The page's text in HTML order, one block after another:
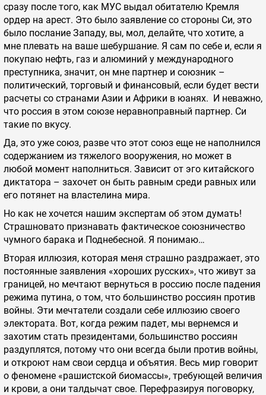
сразу после того, как МУС выдал обитателю Кремля
ордер на арест. Это было заявление со стороны Си, это
было послание Западу, вы, мол, делайте, что хотите, а
мне плевать на ваше шебуршание. Я сам по себе и, если я
покупаю нефть, газ и алюминий у международного
преступника, значит, он мне партнер и союзник –
политический, торговый и финансовый, если будет вести
расчеты со странами Азии и Африки в юанях. И неважно,
что россия в этом союзе неравноправный партнер. Си
такие по вкусу.
Да, это уже союз, разве что этот союз еще не наполнился
содержанием из тяжелого вооружения, но может в
любой момент наполниться. Зависит от эго китайского
диктатора – захочет он быть равным среди равных или
его потянет на властелина мира.
Но как не хочется нашим экспертам об этом думать!
Страшновато признавать фактическое союзничество
чумного барака и Поднебесной. Я понимаю…
Вторая иллюзия, которая меня страшно раздражает, это
постоянные заявления «хороших русских», что живут за
границей, но мечтают вернуться в россию после падения
режима путина, о том, что большинство россиян против
войны. Эти мечтатели создали себе иллюзию своего
электората. Вот, когда режим падет, мы вернемся и
захотим стать президентами, большинство россиян
раздуплятся, потому что они всегда были против войны,
и откроют нам свои сердца и объятия. Весь мир говорит
о феномене «рашистской биомассы», требующей величия
и крови, а они талдычат свое. Перефразируя поговорку,